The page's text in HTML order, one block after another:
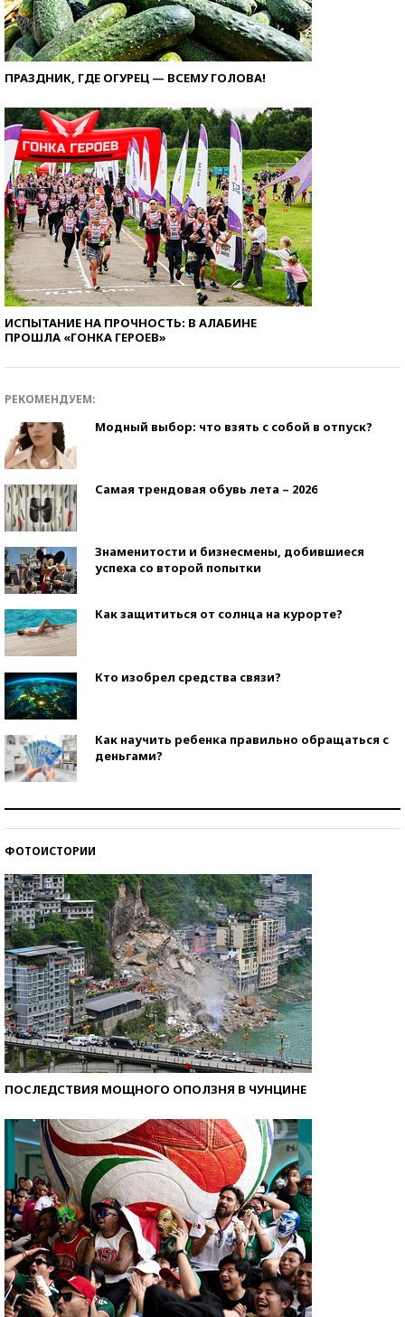
ПРАЗДНИК, ГДЕ ОГУРЕЦ — ВСЕМУ ГОЛОВА!
ИСПЫТАНИЕ НА ПРОЧНОСТЬ: В АЛАБИНЕ
ПРОШЛА «ГОНКА ГЕРОЕВ»
РЕКОМЕНДУЕМ:
Модный выбор: что взять с собой в отпуск?
Самая трендовая обувь лета – 2026
Знаменитости и бизнесмены, добившиеся
успеха со второй попытки
Как защититься от солнца на курорте?
Кто изобрел средства связи?
Как научить ребенка правильно обращаться с
деньгами?
ФОТОИСТОРИИ
ПОСЛЕДСТВИЯ МОЩНОГО ОПОЛЗНЯ В ЧУНЦИНЕ